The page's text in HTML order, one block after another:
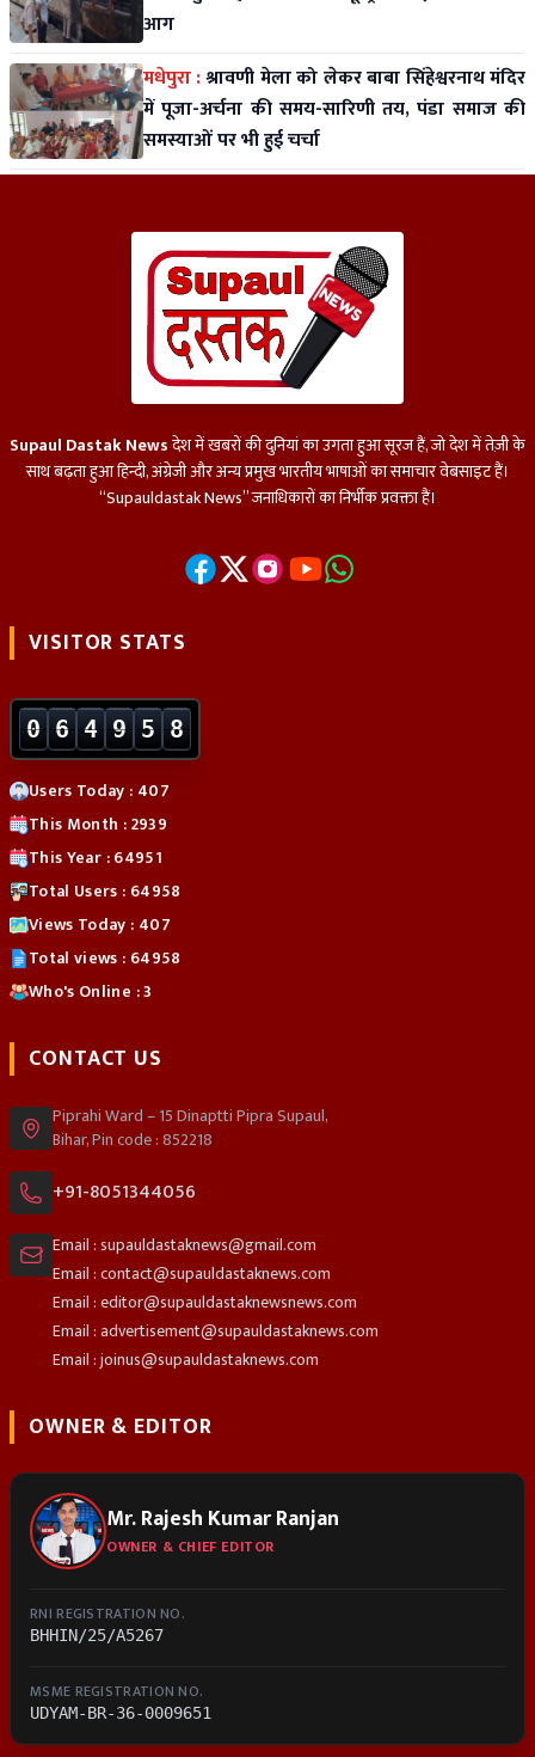
आग
मधेपुरा :श्रावणी मेला को लेकर बाबा सिंहेश्वरनाथ मंदिर
में पूजा-अर्चना की समय-सारिणी तय, पंडा समाज की
समस्याओं पर भी हुई चर्चा
Supaul Dastak Newsदेश में खबरों की दुनियां का उगता हुआ सूरज हैं, जो देश में तेज़ी के
साथ बढ़ता हुआ हिन्दी, अंग्रेजी और अन्य प्रमुख भारतीय भाषाओं का समाचार वेबसाइट हैं।
“Supauldastak News” जनाधिकारों का निर्भीक प्रवक्ता हैं।
VISITOR STATS
0 6 4 9 5 8
Users Today : 407
This Month : 2939
This Year : 64951
Total Users : 64958
Views Today : 407
Total views : 64958
Who's Online : 3
CONTACT US
Piprahi Ward – 15 Dinaptti Pipra Supaul,
Bihar, Pin code : 852218
+91-8051344056
Email : supauldastaknews@gmail.com
Email : contact@supauldastaknews.com
Email : editor@supauldastaknewsnews.com
Email : advertisement@supauldastaknews.com
Email : joinus@supauldastaknews.com
OWNER & EDITOR
Mr. Rajesh Kumar Ranjan
OWNER & CHIEF EDITOR
RNI REGISTRATION NO.
BHHIN/25/A5267
MSME REGISTRATION NO.
UDYAM-BR-36-0009651